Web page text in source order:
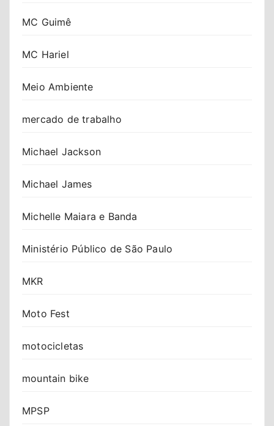
MC Guimê
MC Hariel
Meio Ambiente
mercado de trabalho
Michael Jackson
Michael James
Michelle Maiara e Banda
Ministério Público de São Paulo
MKR
Moto Fest
motocicletas
mountain bike
MPSP